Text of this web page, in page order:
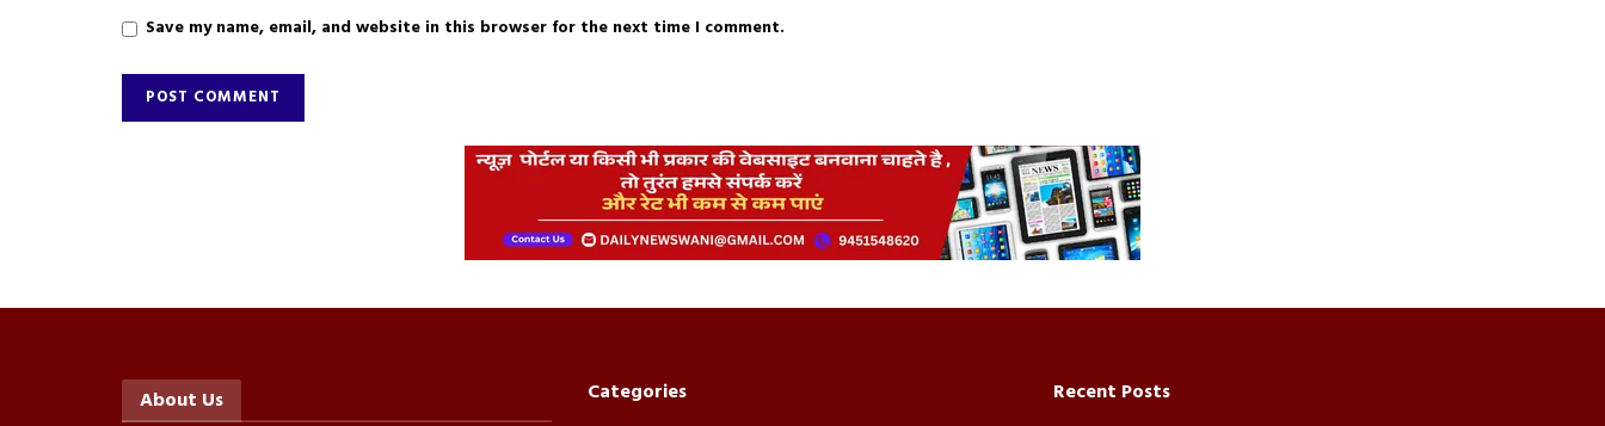
Save my name, email, and website in this browser for the next time I comment.
About Us Categories Recent Posts